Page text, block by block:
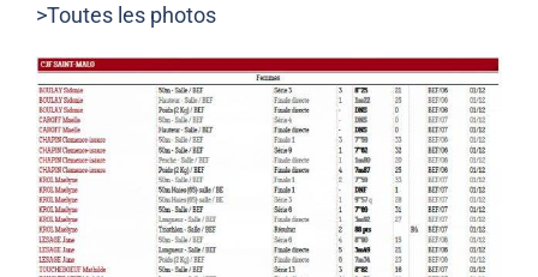
>Toutes les photos